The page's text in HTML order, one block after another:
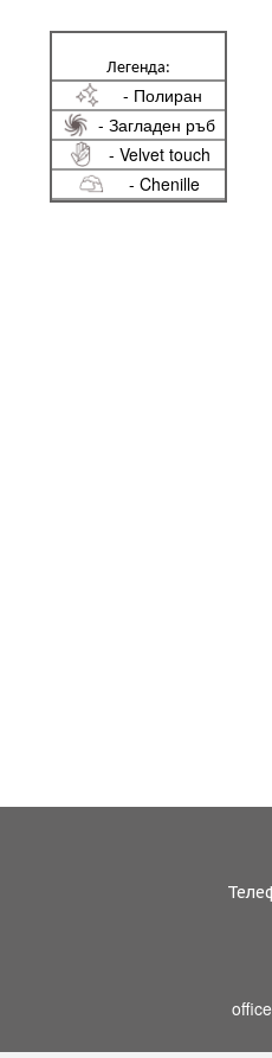
Легенда:
- Полиран
- Загладен ръб
- Velvet touch
- Chenille